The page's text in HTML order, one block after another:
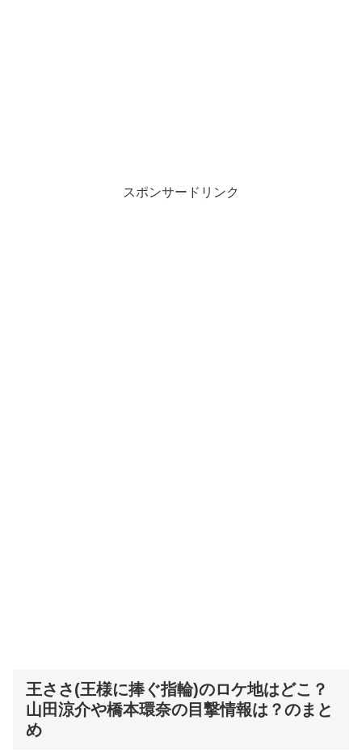
スポンサードリンク
王ささ(王様に捧ぐ指輪)のロケ地はどこ？
山田涼介や橋本環奈の目撃情報は？のまと
め